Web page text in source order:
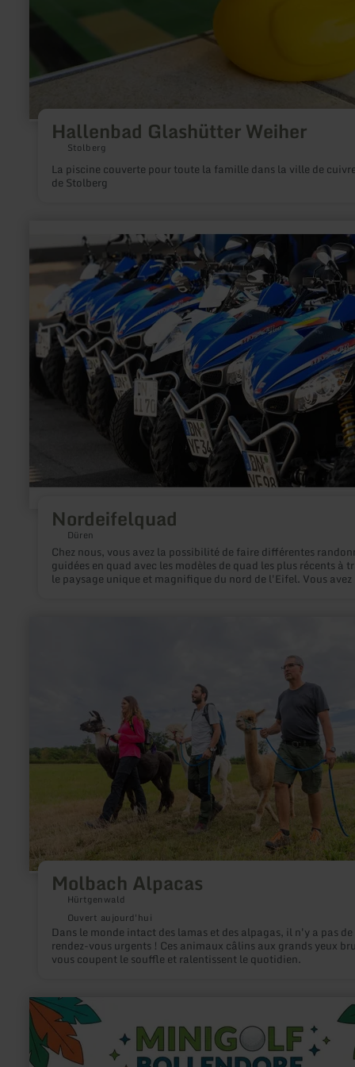
Hallenbad Glashütter Weiher
Stolberg
La piscine couverte pour toute la famille dans la ville de
de Stolberg
Nordeifelquad
Düren
Chez nous, vous avez la possibilité de faire différentes
guidées en quad avec les modèles de quad les plus récents à
le paysage unique et magnifique du nord de l'Eifel. Vous avez
plus
sur
:
Nordeifelquad
Molbach Alpacas
Hürtgenwald
Ouvert aujourd'hui
Dans le monde intact des lamas et des alpagas, il n'y a pas de
rendez-vous urgents ! Ces animaux câlins aux grands yeux
vous coupent le souffle et ralentissent le quotidien.
en
savoir
plus
sur
: